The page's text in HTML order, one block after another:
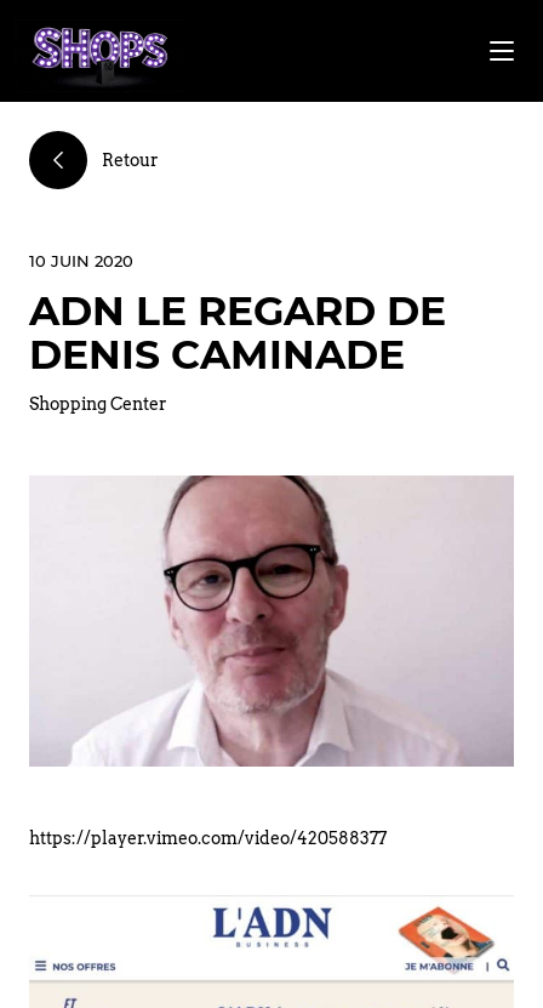
Retour
10 JUIN 2020
ADN LE REGARD DE
DENIS CAMINADE
Shopping Center
https://player.vimeo.com/video/420588377